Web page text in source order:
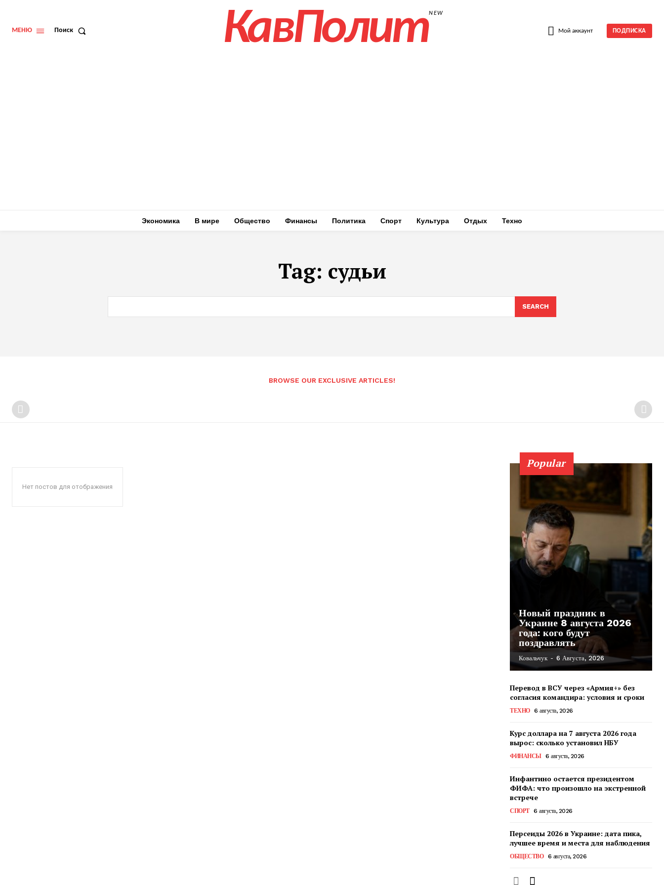
МЕНЮ Поиск КавПолитNEW
Мой аккаунт ПОДПИСКА
Экономика В мире Общество Финансы Политика Спорт Культура Отдых Техно
Tag: судьи
SEARCH
BROWSE OUR EXCLUSIVE ARTICLES!
Нет постов для отображения
Popular
Новый праздник в
Украине 8 августа 2026
года: кого будут
поздравлять
Ковальчук - 6 Августа, 2026
Перевод в ВСУ через «Армия+» без
согласия командира: условия и сроки
ТЕХНО 6 августа, 2026
Курс доллара на 7 августа 2026 года
вырос: сколько установил НБУ
ФИНАНСЫ 6 августа, 2026
Инфантино остается президентом
ФИФА: что произошло на экстренной
встрече
СПОРТ 6 августа, 2026
Персеиды 2026 в Украине: дата пика,
лучшее время и места для наблюдения
ОБЩЕСТВО 6 августа, 2026